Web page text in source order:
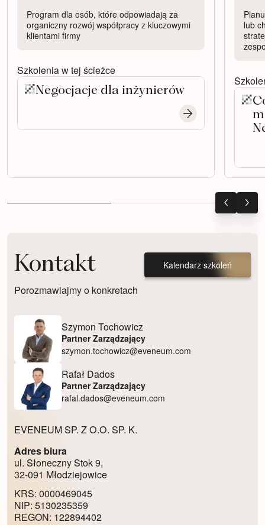
Program dla osób, które odpowiadają za
organiczny rozwój współpracy z kluczowymi
klientami firmy
Szkolenia w tej ścieżce
Negocjacje dla inżynierów
lub
Kontakt
Porozmawiajmy o konkretach
Kalendarz szkoleń
Szymon Tochowicz
Partner Zarządzający
szymon.tochowicz@eveneum.com
Rafał Dados
Partner Zarządzający
rafal.dados@eveneum.com
EVENEUM SP. Z O.O. SP. K.
Adres biura
ul. Słoneczny Stok 9,
32-091 Młodziejowice
KRS: 0000469045
NIP: 5130235359
REGON: 122894402